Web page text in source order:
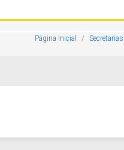
Página Inicial Secretarias